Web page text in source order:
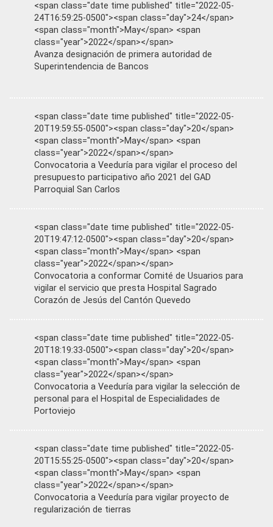
<span class="date time published" title="2022-05-
24T16:59:25-0500"><span class="day">24</span>
<span class="month">May</span> <span
class="year">2022</span></span>
Avanza designación de primera autoridad de
Superintendencia de Bancos
<span class="date time published" title="2022-05-
20T19:59:55-0500"><span class="day">20</span>
<span class="month">May</span> <span
class="year">2022</span></span>
Convocatoria a Veeduría para vigilar el proceso del
presupuesto participativo año 2021 del GAD
Parroquial San Carlos
<span class="date time published" title="2022-05-
20T19:47:12-0500"><span class="day">20</span>
<span class="month">May</span> <span
class="year">2022</span></span>
Convocatoria a conformar Comité de Usuarios para
vigilar el servicio que presta Hospital Sagrado
Corazón de Jesús del Cantón Quevedo
<span class="date time published" title="2022-05-
20T18:19:33-0500"><span class="day">20</span>
<span class="month">May</span> <span
class="year">2022</span></span>
Convocatoria a Veeduría para vigilar la selección de
personal para el Hospital de Especialidades de
Portoviejo
<span class="date time published" title="2022-05-
20T15:55:25-0500"><span class="day">20</span>
<span class="month">May</span> <span
class="year">2022</span></span>
Convocatoria a Veeduría para vigilar proyecto de
regularización de tierras